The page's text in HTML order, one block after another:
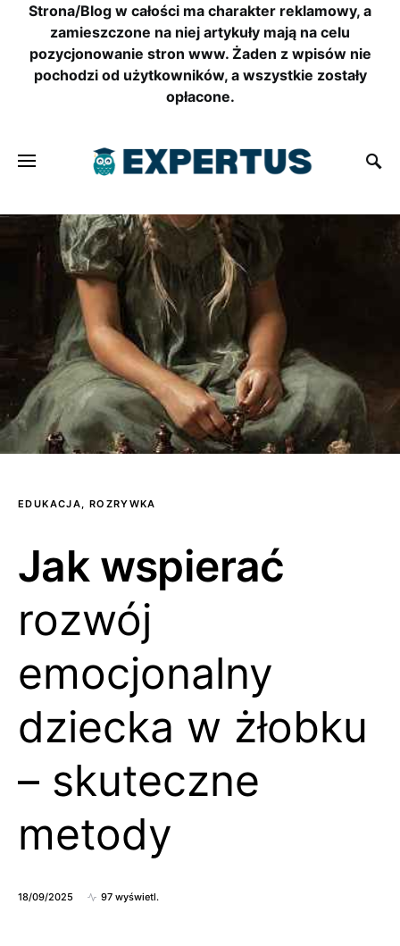
Strona/Blog w całości ma charakter reklamowy, a
zamieszczone na niej artykuły mają na celu
pozycjonowanie stron www. Żaden z wpisów nie
pochodzi od użytkowników, a wszystkie zostały
opłacone.
EDUKACJA, ROZRYWKA
Jak wspierać
rozwój
emocjonalny
dziecka w żłobku
– skuteczne
metody
18/09/2025 97 wyświetl.